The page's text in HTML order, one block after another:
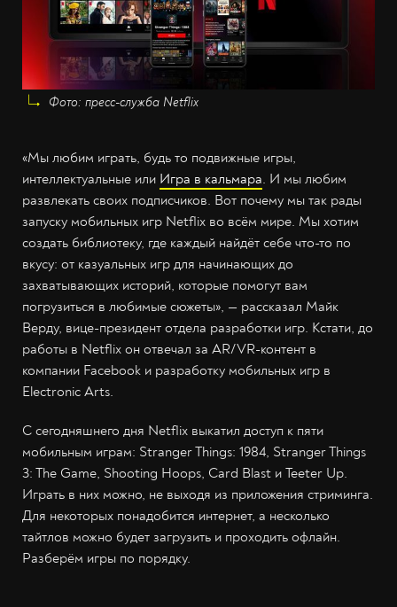
Фото: пресс-служба Netflix
«Мы любим играть, будь то подвижные игры,
интеллектуальные или Игра в кальмара. И мы любим
развлекать своих подписчиков. Вот почему мы так рады
запуску мобильных игр Netflix во всём мире. Мы хотим
создать библиотеку, где каждый найдёт себе что-то по
вкусу: от казуальных игр для начинающих до
захватывающих историй, которые помогут вам
погрузиться в любимые сюжеты», — рассказал Майк
Верду, вице-президент отдела разработки игр. Кстати, до
работы в Netflix он отвечал за AR/VR-контент в
компании Facebook и разработку мобильных игр в
Electronic Arts.
С сегодняшнего дня Netflix выкатил доступ к пяти
мобильным играм: Stranger Things: 1984, Stranger Things
3: The Game, Shooting Hoops, Card Blast и Teeter Up.
Играть в них можно, не выходя из приложения стриминга.
Для некоторых понадобится интернет, а несколько
тайтлов можно будет загрузить и проходить офлайн.
Разберём игры по порядку.